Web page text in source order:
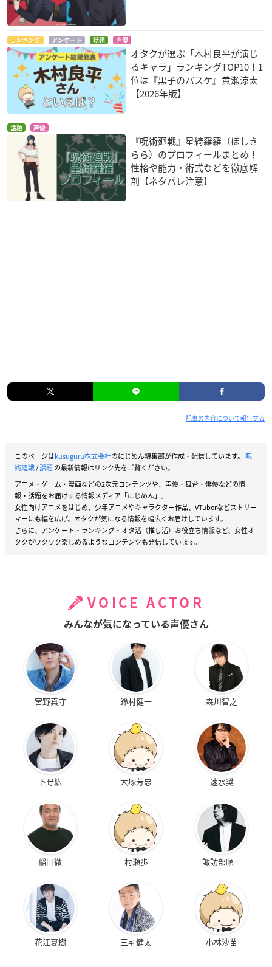
ランキング アンケート 話題 声優
オタクが選ぶ「木村良平が演じ
るキャラ」ランキングTOP10！1
位は『黒子のバスケ』黄瀬涼太
【2026年版】
話題 声優
『呪術廻戦』星綺羅羅（ほしき
らら）のプロフィールまとめ！
性格や能力・術式などを徹底解
剖【ネタバレ注意】
記事の内容について報告する
このページはkusuguru株式会社のにじめん編集部が作成・配信しています。 呪
術廻戦/話題の最新情報はリンク先をご覧ください。
アニメ・ゲーム・漫画などの2次元コンテンツや、声優・舞台・俳優などの情
報・話題をお届けする情報メディア「にじめん」。
女性向けアニメをはじめ、少年アニメやキャラクター作品、VTuberなどストリー
マーにも幅を広げ、オタクが気になる情報を幅広くお届けしています。
さらに、アンケート・ランキング・オタ活（推し活）お役立ち情報など、女性オ
タクがワクワク楽しめるようなコンテンツも発信しています。
VOICE ACTOR
みんなが気になっている声優さん
宮野真守 鈴村健一 森川智之
下野紘 大塚芳忠 速水奨
稲田徹 村瀬歩 諏訪部順一
花江夏樹 三宅健太 小林沙苗